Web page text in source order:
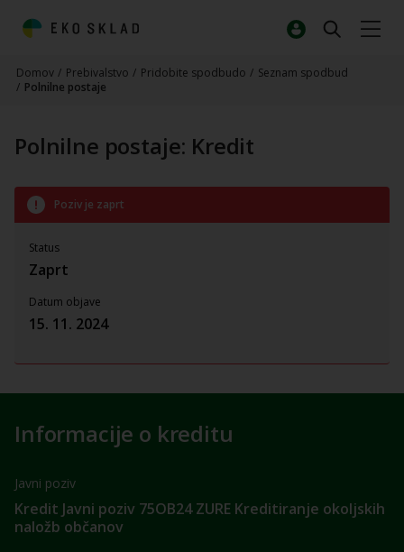
Domov / Prebivalstvo / Pridobite spodbudo / Seznam spodbud
/ Polnilne postaje
Polnilne postaje: Kredit
Informacije o kreditu
Javni poziv
Kredit Javni poziv 75OB24 ZURE Kreditiranje okoljskih
naložb občanov
Poziv je zaprt
Status
Zaprt
Datum objave
15. 11. 2024